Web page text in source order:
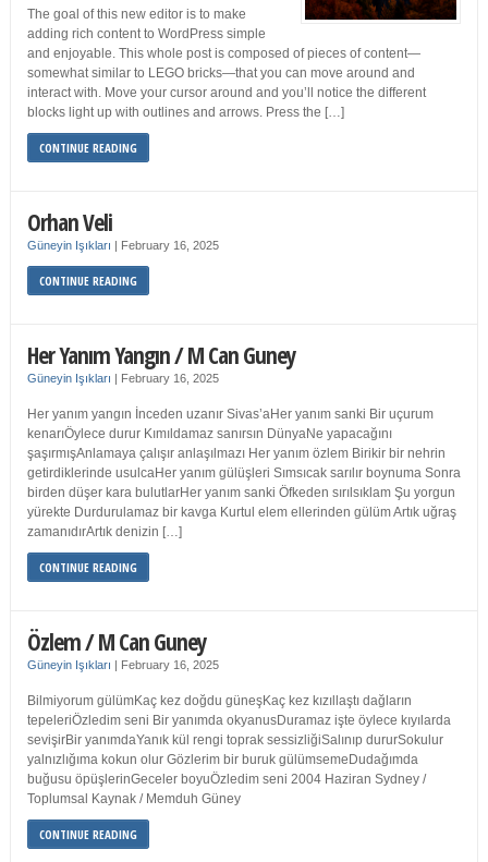
The goal of this new editor is to make
adding rich content to WordPress simple
and enjoyable. This whole post is composed of pieces of content—
somewhat similar to LEGO bricks—that you can move around and
interact with. Move your cursor around and you’ll notice the different
blocks light up with outlines and arrows. Press the […]
CONTINUE READING
Orhan Veli
Güneyin Işıkları | February 16, 2025
CONTINUE READING
Her Yanım Yangın / M Can Guney
Güneyin Işıkları | February 16, 2025
Her yanım yangın İnceden uzanır Sivas’aHer yanım sanki Bir uçurum
kenarıÖylece durur Kımıldamaz sanırsın DünyaNe yapacağını
şaşırmışAnlamaya çalışır anlaşılmazı Her yanım özlem Birikir bir nehrin
getirdiklerinde usulcaHer yanım gülüşleri Sımsıcak sarılır boynuma Sonra
birden düşer kara bulutlarHer yanım sanki Öfkeden sırılsıklam Şu yorgun
yürekte Durdurulamaz bir kavga Kurtul elem ellerinden gülüm Artık uğraş
zamanıdırArtık denizin […]
CONTINUE READING
Özlem / M Can Guney
Güneyin Işıkları | February 16, 2025
Bilmiyorum gülümKaç kez doğdu güneşKaç kez kızıllaştı dağların
tepeleriÖzledim seni Bir yanımda okyanusDuramaz işte öylece kıyılarda
sevişirBir yanımdaYanık kül rengi toprak sessizliğiSalınıp dururSokulur
yalnızlığıma kokun olur Gözlerim bir buruk gülümsemeDudağımda
buğusu öpüşlerinGeceler boyuÖzledim seni 2004 Haziran Sydney /
Toplumsal Kaynak / Memduh Güney
CONTINUE READING